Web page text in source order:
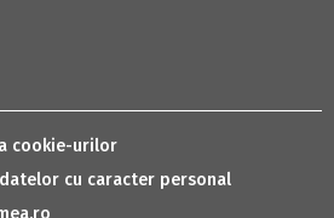
cookie-urilor
cu caracter personal